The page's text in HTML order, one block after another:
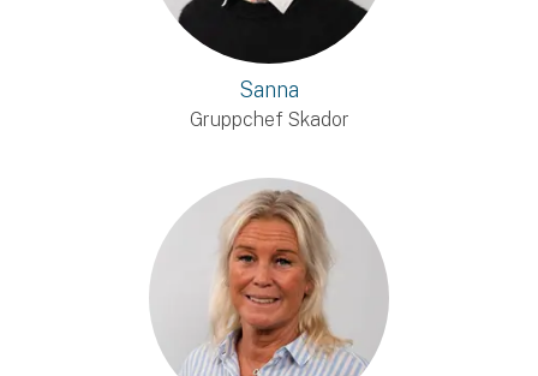
Sanna
Gruppchef Skador